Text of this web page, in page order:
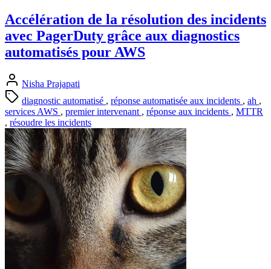
Accélération de la résolution des incidents
avec PagerDuty grâce aux diagnostics
automatisés pour AWS
Nisha Prajapati
diagnostic automatisé , réponse automatisée aux incidents , ah ,
services AWS , premier intervenant , réponse aux incidents , MTTR
, résoudre les incidents